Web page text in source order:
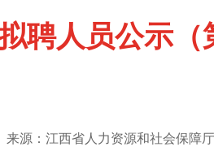
人员公示（
来源：江西省人力资源和社会保障厅